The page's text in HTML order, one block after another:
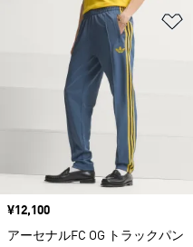
価格
¥12,100
アーセナルFC OG トラックパン